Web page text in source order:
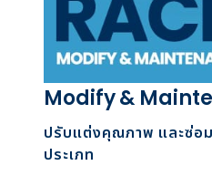
Modify &
ปรับแต่งคุณภาพ และซ่อ
ประเภท